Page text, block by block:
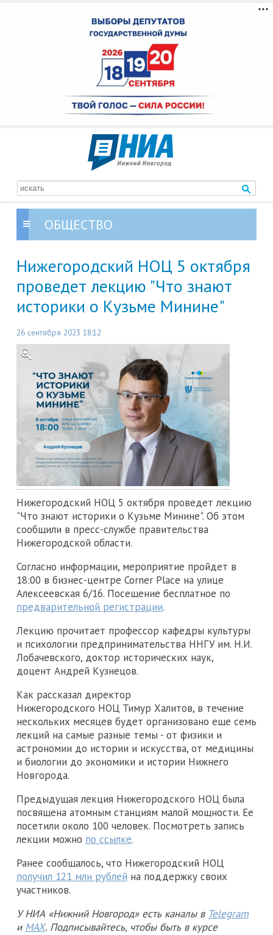
ОБЩЕСТВО
Нижегородский НОЦ 5 октября
проведет лекцию "Что знают
историки о Кузьме Минине"
26 сентября 2023 18:12
Нижегородский НОЦ 5 октября проведет лекцию
"Что знают историки о Кузьме Минине". Об этом
сообщили в пресс-службе правительства
Нижегородской области.
Согласно информации, мероприятие пройдет в
18:00 в бизнес-центре Corner Place на улице
Алексеевская 6/16. Посещение бесплатное по
предварительной регистрации.
Лекцию прочитает профессор кафедры культуры
и психологии предпринимательства ННГУ им. Н.И.
Лобачевского, доктор исторических наук,
доцент Андрей Кузнецов.
Как рассказал директор
Нижегородского НОЦ Тимур Халитов, в течение
нескольких месяцев будет организовано еще семь
лекций на самые разные темы - от физики и
астрономии до истории и искусства, от медицины
и биологии до экономики и истории Нижнего
Новгорода.
Предыдущая лекция Нижегородского НОЦ была
посвящена атомным станциям малой мощности. Ее
посетили около 100 человек. Посмотреть запись
лекции можно по ссылке.
Ранее сообщалось, что Нижегородский НОЦ
получил 121 млн рублей на поддержку своих
участников.
У НИА «Нижний Новгород» есть каналы в Telegram
и MAX. Подписывайтесь, чтобы быть в курсе